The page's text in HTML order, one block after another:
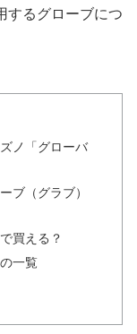
するグローブにつ
ノ「グローバ
ブ（グラブ）
買える？
一覧